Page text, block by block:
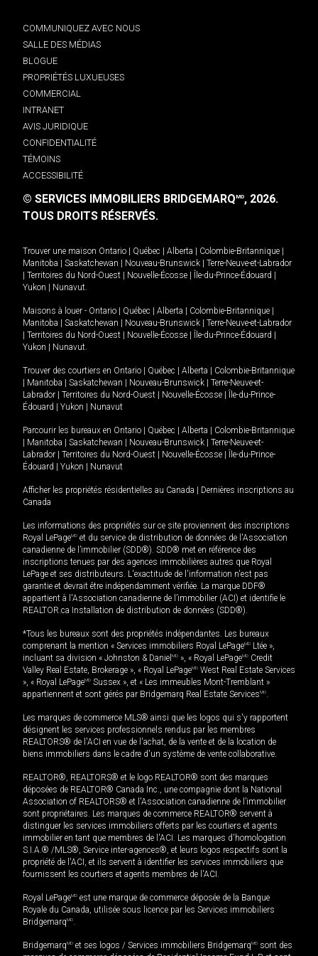
COMMUNIQUEZ AVEC NOUS
SALLE DES MÉDIAS
BLOGUE
PROPRIÉTÉS LUXUEUSES
COMMERCIAL
INTRANET
AVIS JURIDIQUE
CONFIDENTIALITÉ
TÉMOINS
ACCESSIBILITÉ
© SERVICES IMMOBILIERS BRIDGEMARQMD, 2026.
TOUS DROITS RÉSERVÉS.
Trouver une maison Ontario Québec Alberta Colombie-Britannique
Manitoba
Saskatchewan Nouveau-Brunswick
Terre-Neuve-et-Labrador
Territoires du Nord-Ouest Nouvelle-Écosse Île-du-Prince-Édouard
Yukon
Nunavut.
Maisons à louer - Ontario Québec Alberta Colombie-Britannique
Manitoba
Saskatchewan Nouveau-Brunswick
Terre-Neuve-et-Labrador
Territoires du Nord-Ouest Nouvelle-Écosse Île-du-Prince-Édouard
Yukon
Nunavut.
Trouver des courtiers en Ontario Québec Alberta
Colombie-Britannique
Manitoba Saskatchewan Nouveau-Brunswick
Terre-Neuve-et-
Labrador
Territoires du Nord-Ouest Nouvelle-Écosse
Île-du-Prince-
Édouard
Yukon Nunavut
Parcourir les bureaux en Ontario Québec Alberta
Colombie-Britannique
Manitoba Saskatchewan Nouveau-Brunswick
Terre-Neuve-et-
Labrador
Territoires du Nord-Ouest Nouvelle-Écosse
Île-du-Prince-
Édouard
Yukon Nunavut
Afficher les propriétés résidentielles au Canada
Dernières inscriptions au
Canada
Les informations des propriétés sur ce site proviennent des inscriptions
Royal LePageMD et du service de distribution de données de l'Association
canadienne de l’immobilier (SDD®). SDD® met en référence des
inscriptions tenues par des agences immobilières autres que Royal
LePage et ses distributeurs. L'exactitude de l'information n'est pas
garantie et devrait être indépendamment vérifiée. La marque DDF®
appartient à l'Association canadienne de l’immobilier (ACI) et identifie le
REALTOR.ca Installation de distribution de données (SDD®).
*Tous les bureaux sont des propriétés indépendantes. Les bureaux
comprenant la mention « Services immobiliers Royal LePageMD Ltée »,
incluant sa division « Johnston & Daniel MD », « Royal LePageMD Credit
Valley Real Estate, Brokerage », « Royal LePageMD West Real Estate Services
», « Royal LePageMD Sussex », et « Les immeubles Mont-Tremblant »
appartiennent et sont gérés par Bridgemarq Real Estate ServicesMD.
Les marques de commerce MLS® ainsi que les logos qui s'y rapportent
désignent les services professionnels rendus par les membres
REALTORS® de l'ACI en vue de l'achat, de la vente et de la location de
biens immobiliers dans le cadre d'un système de vente collaborative.
REALTOR®, REALTORS® et le logo REALTOR® sont des marques
déposées de REALTOR® Canada Inc., une compagnie dont la National
Association of REALTORS® et l'Association canadienne de l’immobilier
sont propriétaires. Les marques de commerce REALTOR® servent à
distinguer les services immobiliers offerts par les courtiers et agents
immobilier en tant que membres de l'ACI. Les marques d'homologation
S.I.A.® /MLS®, Service inter-agences®, et leurs logos respectifs sont la
propriété de l'ACI, et ils servent à identifier les services immobiliers que
fournissent les courtiers et agents membres de l'ACI.
Royal LePageMD est une marque de commerce déposée de la Banque
Royale du Canada, utilisée sous licence par les Services immobiliers
BridgemarqMD.
BridgemarqMD et ses logos / Services immobiliers BridgemarqMD sont des